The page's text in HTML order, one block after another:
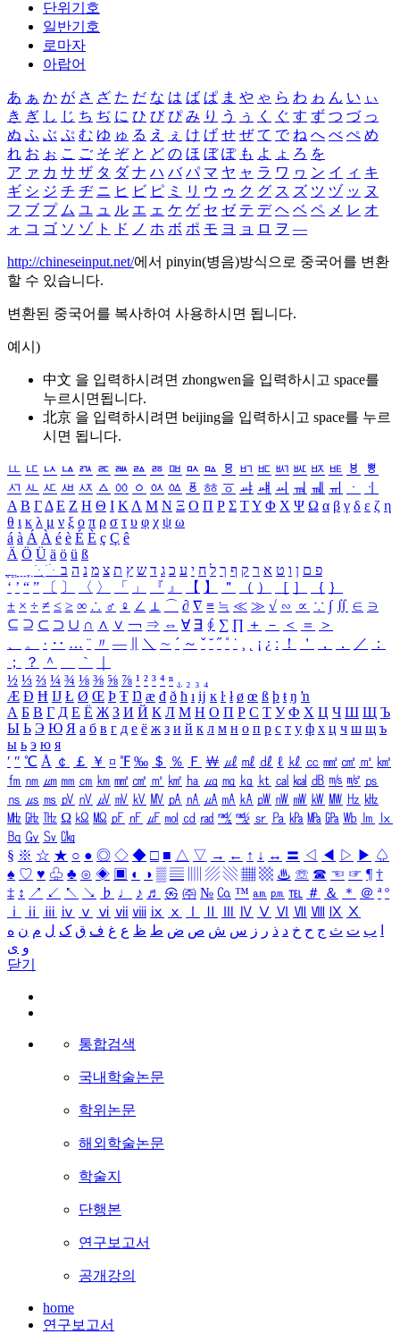
단위기호
일반기호
로마자
아랍어
あ ぁ か が さ ざ た だ な は ば ぱ ま や ゃ ら わ ゎ ん い ぃ
き ぎ し じ ち ぢ に ひ び ぴ み り う ぅ く ぐ す ず つ づ っ
ぬ ふ ぶ ぷ む ゆ ゅ る え ぇ け げ せ ぜ て で ね へ べ ぺ め
れ お ぉ こ ご そ ぞ と ど の ほ ぼ ぽ も よ ょ ろ を
ア ァ カ サ ザ タ ダ ナ ハ バ パ マ ヤ ャ ラ ワ ヮ ン イ ィ キ
ギ シ ジ チ ヂ ニ ヒ ビ ピ ミ リ ウ ゥ ク グ ス ズ ツ ヅ ッ ヌ
フ ブ プ ム ユ ュ ル エ ェ ケ ゲ セ ゼ テ デ ヘ ベ ペ メ レ オ
ォ コ ゴ ソ ゾ ト ド ノ ホ ボ ポ モ ヨ ョ ロ ヲ ―
http://chineseinput.net/에서 pinyin(병음)방식으로 중국어를 변환
할 수 있습니다.
변환된 중국어를 복사하여 사용하시면 됩니다.
예시)
中文 을 입력하시려면 zhongwen을 입력하시고 space를
누르시면됩니다.
北京 을 입력하시려면 beijing을 입력하시고 space를 누르
시면 됩니다.
ㅥ ㅦ ㅧ ㅨ ㅩ ㅪ ㅫ ㅬ ㅭ ㅮ ㅯ ㅰ ㅱ ㅲ ㅳ ㅴ ㅵ ㅶ ㅷ ㅸ
ㅹ
ㅺ ㅻ ㅼ ㅽ ㅾ ㅿ ㆀ ㆁ ㆂ ㆃ ㆄ ㆅ ㆆ ㆇ ㆈ ㆉ ㆊ ㆋ ㆌ ㆍ
ㆎ
Α Β ΓΔ Ε Ζ Η Θ Ι ΚΛ Μ Ν Ξ Ο Π Ρ Σ ΤΥ Φ Χ Ψ Ω α β γ δ ε ζ η
θ ι κ λ μ ν ξ ο π ρ σ τ υ φ χ ψ ω
á à Á À é è É È ç Ç ê
Ä Ö Ü ä ö ü ß
ִֶֹ ֻּ ׁׂ פ ם ן ו ט א ר ק ף ך ל ח י ע כ ג ד ש ץ ת צ מ נ ה ב
‘ ’ “ ” 〔 〕 〈 〉 「 」 『 』 【 】 ＂ （ ） ［ ］ ｛ ｝
± × ÷ ≠ ≤ ≥ ∞ ∴ ♂ ♀ ∠ ⊥ ⌒ ∂ ∇ ≡ ≒ ≪ ≫ √ ∽ ∝ ∵ ∫ ∬ ∈ ∋
⊆ ⊇ ⊂ ⊃ ∪ ∩ ∧ ∨ ￢ ⇒ ⇔ ∀ ∃ ∮ ∑ ∏ ＋ － ＜ ＝
＞
、
。 · ‥ … ¨ 〃 ― ＼ ∼ ´ ～ ˇ ˘ ˝ ˚ ˙ ¸ ¡ ¿ ː ！ ＇ ， ． ／
：
；
？ ＾ ｀
½ ⅓ ⅔ ¼ ¾ ⅛ ⅜ ⅝ ⅞ ¹ ² ³ ⁴ ⁿ ₁ ₂ ₃ ₄
Æ Ð Ħ Ĳ Ł Ø Œ Þ Ŧ Ŋ æ đ ð ħ ı ĳ ĸ ŀ ł ø œ ß þ ŧ ŋ ŉ
А Б В Г Д Е Ё Ж З И Й К Л М Н О П Р С Т У Ф Х Ц Ч Ш Щ Ъ
Ы Ь Э Ю Я а б в г д е ё ж з и й к л м н о п р с т у ф х ц ч ш щ ъ
ы ь э ю я
′ ″ ℃ Å ￠ ￡ ￥ ¤ ℉ ‰ ＄ ％ Ｆ ￦ ㎕ ㎖ ㎗ ℓ ㎘ ㏄ ㎣ ㎤ ㎥ ㎦
㎙ ㎚ ㎛ ㎜ ㎝ ㎞ ㎟ ㎠ ㎡ ㎢ ㏊ ㎍ ㎎ ㎏ ㏏ ㎈ ㎉ ㏈ ㎧ ㎨ ㎰
㎱ ㎲ ㎳ ㎴ ㎵ ㎶ ㎷ ㎸ ㎹ ㎀ ㎁ ㎂ ㎃ ㎄ ㎺ ㎻ ㎽ ㎾ ㎿ ㎐ ㎑
㎒ ㎓ ㎔ Ω ㏀ ㏁ ㎊ ㎋ ㎌ ㏖ ㏅ ㎭ ㎮ ㎯ ㏛ ㎩ ㎪ ㎫ ㎬ ㏝ ㏐
㏓
㏃ ㏉ ㏜ ㏆
§ ※ ☆ ★ ○ ● ◎ ◇ ◆ □ ■ △ ▽ → ← ↑ ↓ ↔ 〓 ◁ ◀ ▷ ▶ ♤
♠ ♡ ♥ ♧ ♣ ⊙ ◈ ▣ ◐ ◑ ▒ ▤ ▨ ▧ ▦ ▩ ♨ ☏ ☎ ☜ ☞ ¶ †
‡ ↕ ↗ ↙ ↖ ↘ ♭ ♩ ♪ ♬ ㉿ ㈜ № ㏇ ™ ㏂ ㏘ ℡ ＃ ＆ ＊ ＠ ª º
ⅰ
ⅱ ⅲ ⅳ ⅴ ⅵ ⅶ ⅷ ⅸ ⅹ Ⅳ Ⅴ Ⅵ Ⅶ Ⅷ Ⅸ Ⅹ
ب ت ث ج ح خ د ذ ر ز س ش ص ض ط ظ ع غ ف ق ک ل م ن ه
و ی
닫기
통합검색
국내학술논문
학위논문
해외학술논문
학술지
단행본
연구보고서
공개강의
home
연구보고서